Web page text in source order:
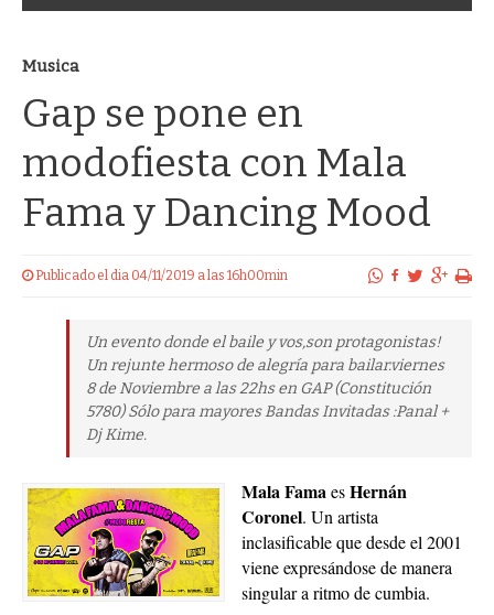
Musica
Gap se pone en
modofiesta con Mala
Fama y Dancing Mood
Publicado el dia 04/11/2019 a las 16h00min
Un evento donde el baile y vos,son protagonistas!
Un rejunte hermoso de alegría para bailar.viernes
8 de Noviembre a las 22hs en GAP (Constitución
5780) Sólo para mayores Bandas Invitadas :Panal +
Dj Kime.
Mala Fama esHernán
Coronel. Un artista
inclasificable que desde el 2001
viene expresándose de manera
singular a ritmo de cumbia.